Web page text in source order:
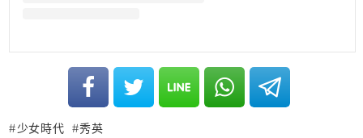
少女時代 秀英